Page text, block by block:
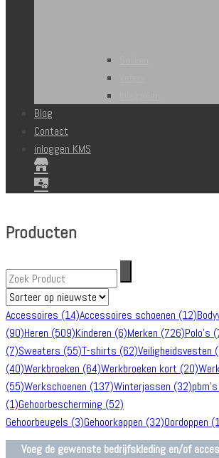
Blog
Contact
inloggen KMS
Producten
Accessoires (14)Accessoires schoenen (12)
(90)Heren (509)Kinderen (6)Merken (726)Polo's
(7)Sweaters (55)T-shirts (62)Veiligheidsvesten
(40)Werkbroeken (64)Werkbroeken kort (20)
(55)Werkschoenen (137)Winterjassen (32)pbm's
(1)Gehoorbescherming (52)
Gehoorbeugels (3)Gehoorkappen (32)Oordoppen
Voeg de gewenste bedrijfskleding en/of